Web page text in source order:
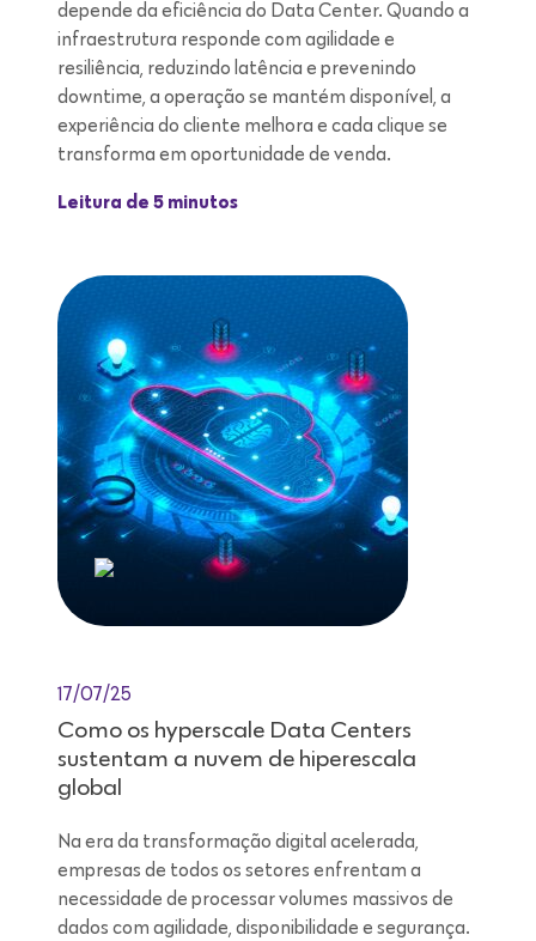
depende da eficiência do Data Center. Quando a
infraestrutura responde com agilidade e
resiliência, reduzindo latência e prevenindo
downtime, a operação se mantém disponível, a
experiência do cliente melhora e cada clique se
transforma em oportunidade de venda.
Leitura de 5 minutos
17/07/25
Como os hyperscale Data Centers
sustentam a nuvem de hiperescala
global
Na era da transformação digital acelerada,
empresas de todos os setores enfrentam a
necessidade de processar volumes massivos de
dados com agilidade, disponibilidade e segurança.